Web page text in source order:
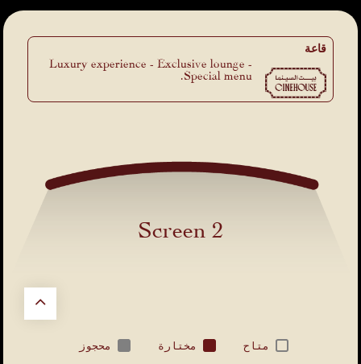
قاعة
Luxury experience - Exclusive lounge -
Special menu.
Screen 2
متاح مختارة محجوز